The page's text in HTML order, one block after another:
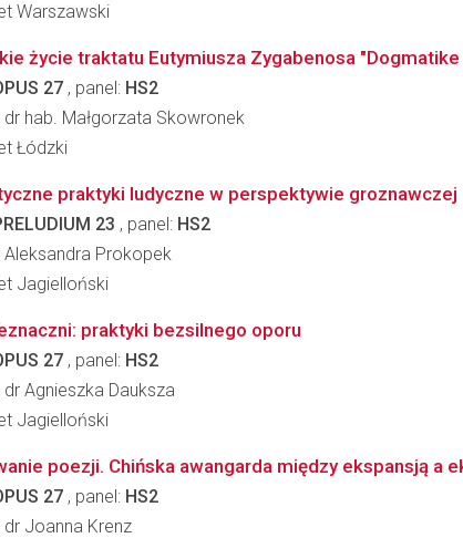
Warszawski
życie traktatu Eutymiusza Zygabenosa
27 , panel: HS2
dr hab. Małgorzata Skowronek
Łódzki
praktyki ludyczne w perspektywie groznawczej
23 , panel: HS2
Aleksandra Prokopek
Jagielloński
praktyki bezsilnego oporu
27 , panel: HS2
dr Agnieszka Dauksza
Jagielloński
poezji. Chińska awangarda między ekspansją a
27 , panel: HS2
dr Joanna Krenz